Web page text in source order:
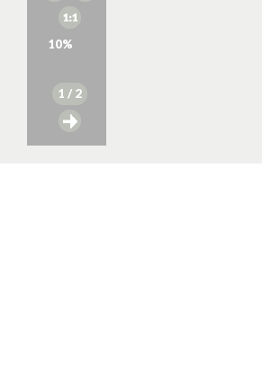
10%
1 / 2